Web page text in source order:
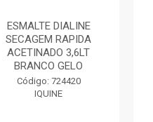
ESMALTE DIALINE
SECAGEM RAPIDA
ACETINADO 3,6LT
BRANCO GELO
Código: 724420
IQUINE